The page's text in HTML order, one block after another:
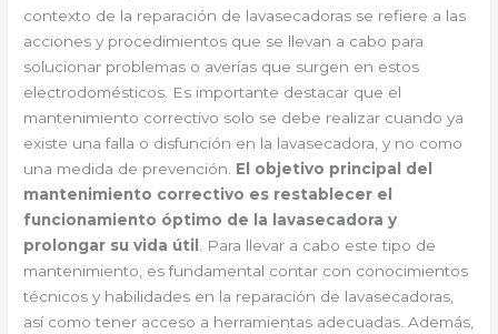
contexto de la reparación de lavasecadoras se refiere a las
acciones y procedimientos que se llevan a cabo para
solucionar problemas o averías que surgen en estos
electrodomésticos. Es importante destacar que el
mantenimiento correctivo solo se debe realizar cuando ya
existe una falla o disfunción en la lavasecadora, y no como
una medida de prevención. El objetivo principal del
mantenimiento correctivo es restablecer el
funcionamiento óptimo de la lavasecadora y
prolongar su vida útil
. Para llevar a cabo este tipo de
mantenimiento, es fundamental contar con conocimientos
técnicos y habilidades en la reparación de lavasecadoras,
así como tener acceso a herramientas adecuadas. Además,